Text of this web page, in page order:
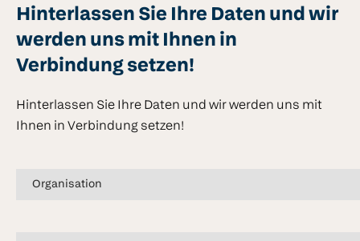
Hinterlassen Sie Ihre Daten und wir
werden uns mit Ihnen in
Verbindung setzen!
Hinterlassen Sie Ihre Daten und wir werden uns mit
Ihnen in Verbindung setzen!